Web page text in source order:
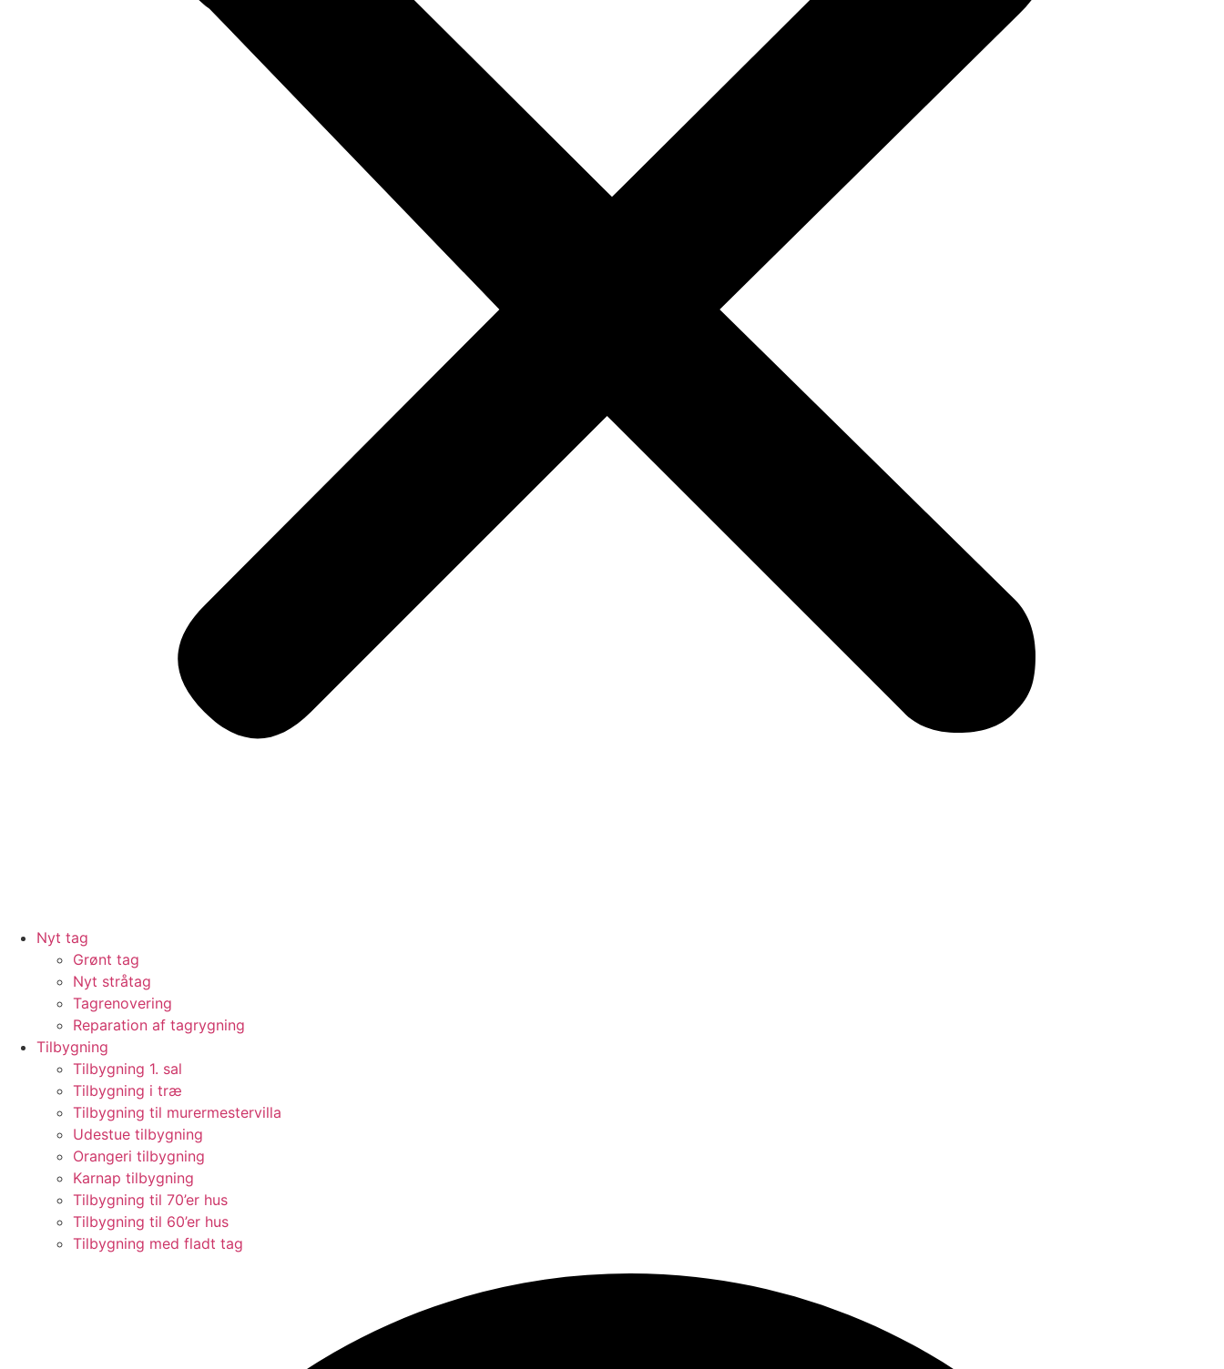
Nyt tag
Grønt tag
Nyt stråtag
Tagrenovering
Reparation af tagrygning
Tilbygning
Tilbygning 1. sal
Tilbygning i træ
Tilbygning til murermestervilla
Udestue tilbygning
Orangeri tilbygning
Karnap tilbygning
Tilbygning til 70’er hus
Tilbygning til 60’er hus
Tilbygning med fladt tag